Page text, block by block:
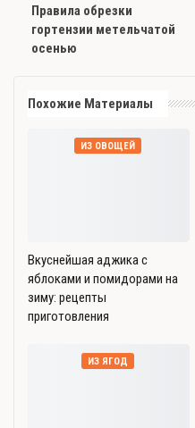
Правила обрезки
гортензии метельчатой
осенью
Похожие Материалы
ИЗ ОВОЩЕЙ
Вкуснейшая аджика с
яблоками и помидорами на
зиму: рецепты
приготовления
ИЗ ЯГОД